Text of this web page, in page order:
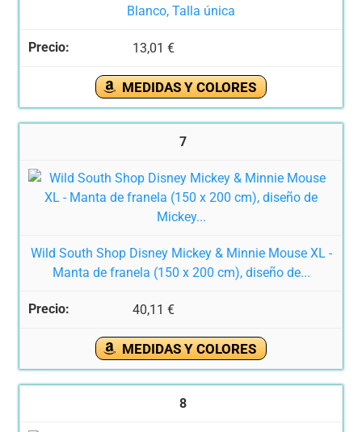
Blanco, Talla única
13,01 €
MEDIDAS Y COLORES
7
Wild South Shop Disney Mickey & Minnie Mouse XL -
Manta de franela (150 x 200 cm), diseño de...
40,11 €
MEDIDAS Y COLORES
8